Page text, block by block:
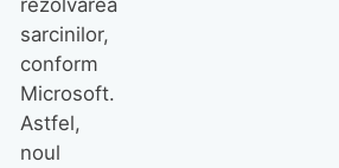
sarcinilor,
conform
Microsoft.
Astfel,
noul